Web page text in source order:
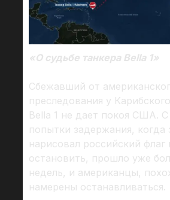
«О судьбе танкера Bella 1»
Сбежавший от
преследования у
Bella 1 не дает покоя США.
попытки задержания, когда
нарисовал российский флаг
остановить, прошло уже
недель, и американцы,
намерены останавливаться.